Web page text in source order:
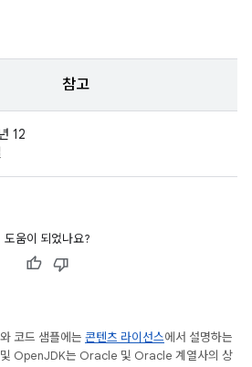
참고
12
도움이 되었나요?
코드 샘플에는 콘텐츠 라이선스에서 설명하는
및 OpenJDK는 Oracle 및 Oracle 계열사의 상